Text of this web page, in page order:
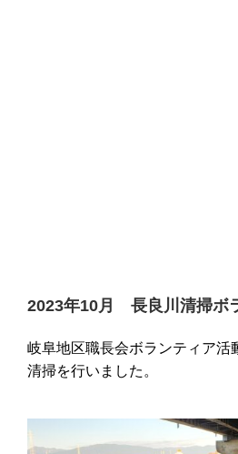
2023年10月 長良川清掃ボ
岐阜地区職長会ボランティア活
清掃を行いました。